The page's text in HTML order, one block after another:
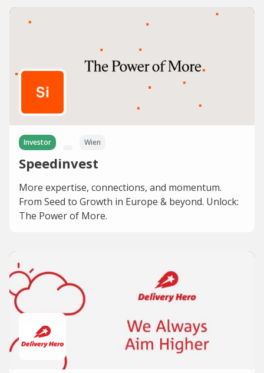
Investor Wien
Speedinvest
More expertise, connections, and momentum.
From Seed to Growth in Europe & beyond. Unlock:
The Power of More.